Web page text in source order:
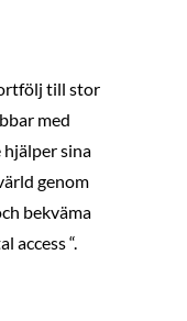
till stor
med
hjälper sina
genom
bekväma
access “.